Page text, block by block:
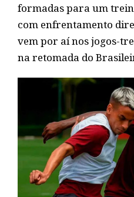
formadas para um
com enfrentamento
vem por aí nos jogos-
na retomada do